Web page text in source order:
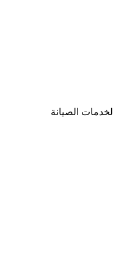
لخدمات الصيانة